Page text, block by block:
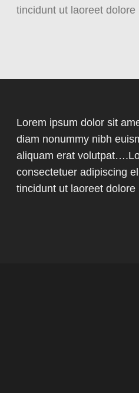
tincidunt ut laoreet
Lorem ipsum dolor sit
diam nonummy nibh
aliquam erat
consectetuer adipiscing
tincidunt ut laoreet